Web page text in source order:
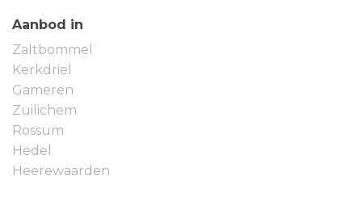
Aanbod in
Zaltbommel
Kerkdriel
Gameren
Zuilichem
Rossum
Hedel
Heerewaarden